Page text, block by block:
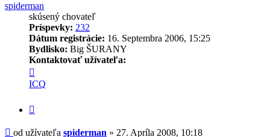
spiderman
skúsený chovateľ
Príspevky: 232
Dátum registrácie: 16. Septembra 2006, 15:25
Bydlisko: Big ŠURANY
Kontaktovať užívateľa:
informácie
užívateľa
spiderman
ICQ
Príspevok
od užívateľa spiderman » 27. Apríla 2008, 10:18